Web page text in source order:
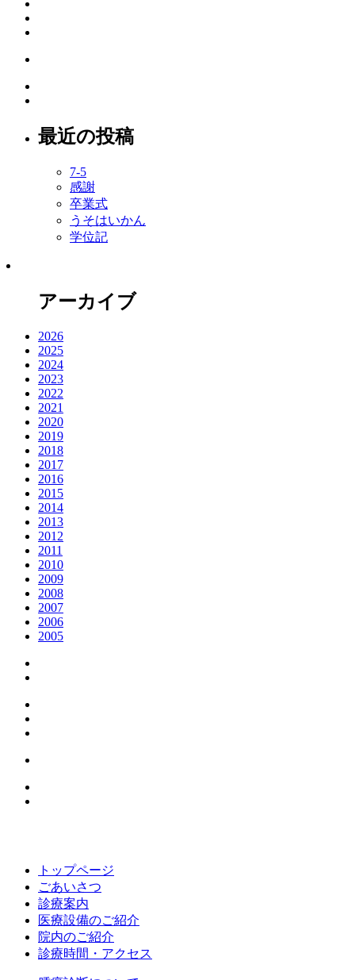
最近の投稿
7-5
感謝
卒業式
うそはいかん
学位記
アーカイブ
2026
2025
2024
2023
2022
2021
2020
2019
2018
2017
2016
2015
2014
2013
2012
2011
2010
2009
2008
2007
2006
2005
トップページ
ごあいさつ
診療案内
医療設備のご紹介
院内のご紹介
診療時間・アクセス